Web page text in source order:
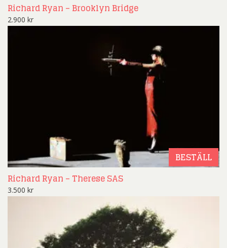
Richard Ryan – Brooklyn Bridge
2.900 kr
BESTÄLL
Richard Ryan – Therese SAS
3.500 kr